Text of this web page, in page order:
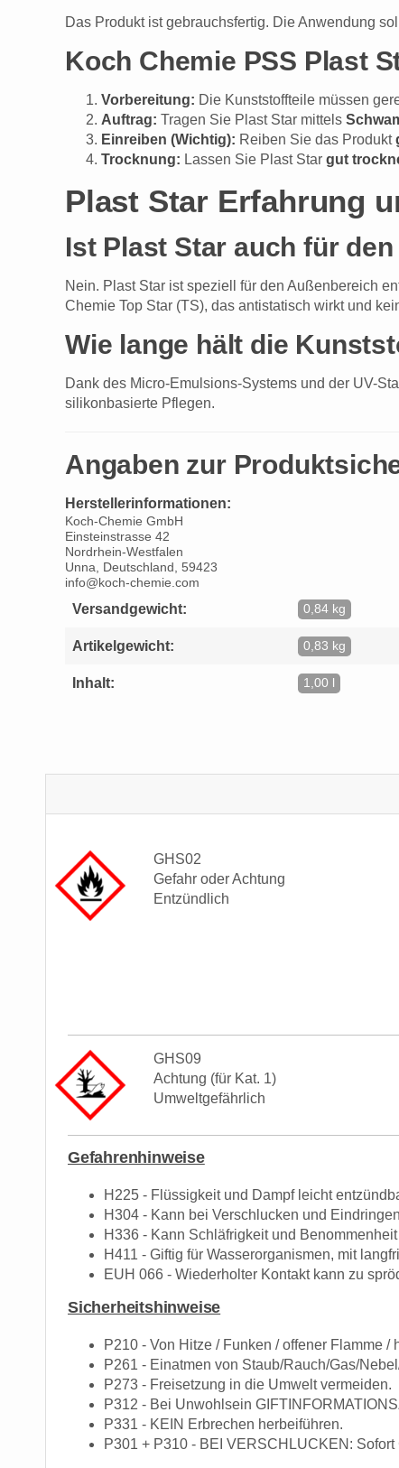
Das Produkt ist gebrauchsfertig. Die Anwendung
Koch Chemie PSS Plast
Vorbereitung: Die Kunststoffteile müssen
Auftrag: Tragen Sie Plast Star mittels
Einreiben (Wichtig): Reiben Sie das Produkt
Trocknung: Lassen Sie Plast Star gut
Plast Star Erfahrung
Ist Plast Star auch für
Nein. Plast Star ist speziell für den Außenbereich
Chemie Top Star (TS), das antistatisch wirkt und
Wie lange hält die
Dank des Micro-Emulsions-Systems und der UV-
silikonbasierte Pflegen.
Angaben zur
Herstellerinformationen:
Koch-Chemie GmbH
Einsteinstrasse 42
Nordrhein-Westfalen
Unna, Deutschland, 59423
info@koch-chemie.com
Versandgewicht: 0,84 kg
Artikelgewicht: 0,83 kg
Inhalt: 1,00 l
GHS02
Gefahr oder Achtung
Entzündlich
GHS09
Achtung (für Kat. 1)
Umweltgefährlich
Gefahrenhinweise
H225 - Flüssigkeit und Dampf leicht
H304 - Kann bei Verschlucken und
H336 - Kann Schläfrigkeit und
H411 - Giftig für Wasserorganismen, mit
EUH 066 - Wiederholter Kontakt kann zu
Sicherheitshinweise
P210 - Von Hitze / Funken / offener Flamme
P261 - Einatmen von Staub/Rauch/Gas/
P273 - Freisetzung in die Umwelt vermeiden.
P312 - Bei Unwohlsein
P331 - KEIN Erbrechen herbeiführen.
P301 + P310 - BEI VERSCHLUCKEN: